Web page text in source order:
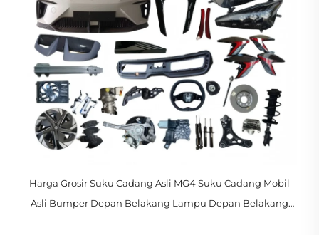
Harga Grosir Suku Cadang Asli MG4 Suku Cadang Mobil
Asli Bumper Depan Belakang Lampu Depan Belakang
Aksesori Kendaraan untuk Morris Garages MG 4/ZS